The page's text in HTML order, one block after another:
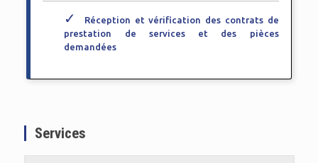
Réception et vérification des contrats de
prestation de services et des pièces
demandées
Services